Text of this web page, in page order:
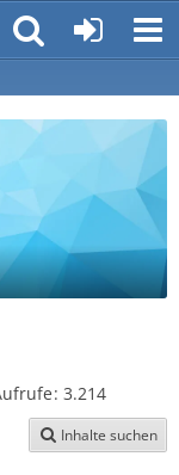
3.214
Inhalte suchen